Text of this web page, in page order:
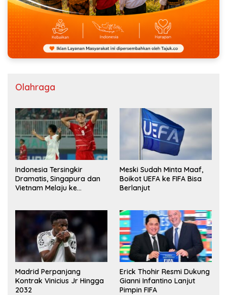
Olahraga
Indonesia Tersingkir
Dramatis, Singapura dan
Vietnam Melaju ke
Meski Sudah Minta Maaf,
Boikot UEFA ke FIFA Bisa
Berlanjut
Madrid Perpanjang
Kontrak Vinicius Jr Hingga
2032
Erick Thohir Resmi Dukung
Gianni Infantino Lanjut
Pimpin FIFA